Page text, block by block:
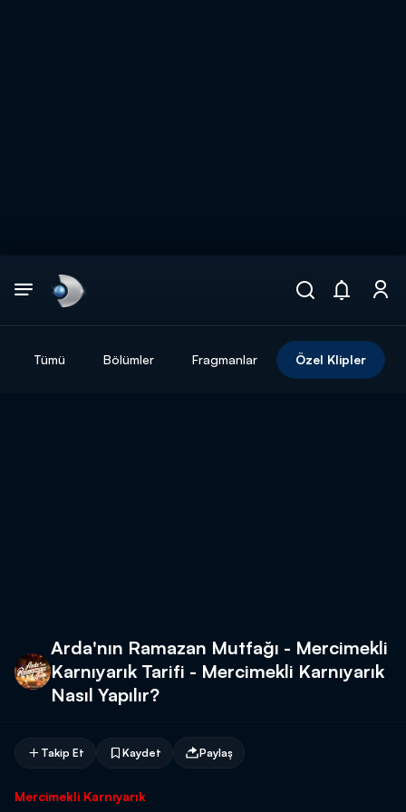
Tümü Bölümler Fragmanlar Özel Klipler
Arda'nın Ramazan Mutfağı - Mercimekli
Karnıyarık Tarifi - Mercimekli Karnıyarık
Nasıl Yapılır?
Takip Et Kaydet Paylaş
Mercimekli Karnıyarık